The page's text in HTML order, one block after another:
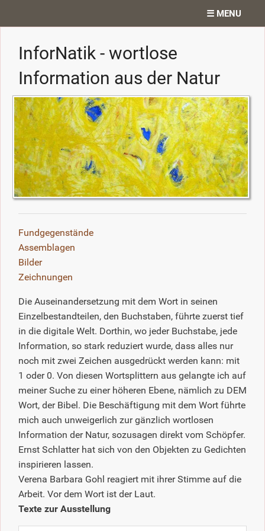
☰ MENU
Projekte
Ateliergedanken
Texte
Diverses
Kontakt
Search
InforNatik - wortlose
Information aus der Natur
Fundgegenstände
Assemblagen
Bilder
Zeichnungen
Die Auseinandersetzung mit dem Wort in seinen
Einzelbestandteilen, den Buchstaben, führte zuerst tief
in die digitale Welt. Dorthin, wo jeder Buchstabe, jede
Information, so stark reduziert wurde, dass alles nur
noch mit zwei Zeichen ausgedrückt werden kann: mit
1 oder 0. Von diesen Wortsplittern aus gelangte ich auf
meiner Suche zu einer höheren Ebene, nämlich zu DEM
Wort, der Bibel. Die Beschäftigung mit dem Wort führte
mich auch unweigerlich zur gänzlich wortlosen
Information der Natur, sozusagen direkt vom Schöpfer.
Ernst Schlatter hat sich von den Objekten zu Gedichten
inspirieren lassen.
Verena Barbara Gohl reagiert mit ihrer Stimme auf die
Arbeit. Vor dem Wort ist der Laut.
Texte zur Ausstellung